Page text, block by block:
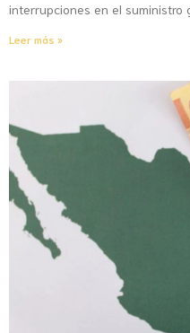
interrupciones en el suministro
Leer más »